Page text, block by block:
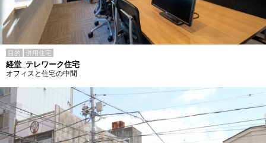
目的 併用住宅
経堂_テレワーク住宅
オフィスと住宅の中間